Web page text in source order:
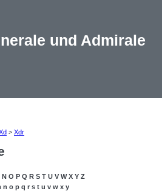
und Admirale
> Xdr
N O P Q R S T U V W X Y Z
n o p q r s t u v w x y